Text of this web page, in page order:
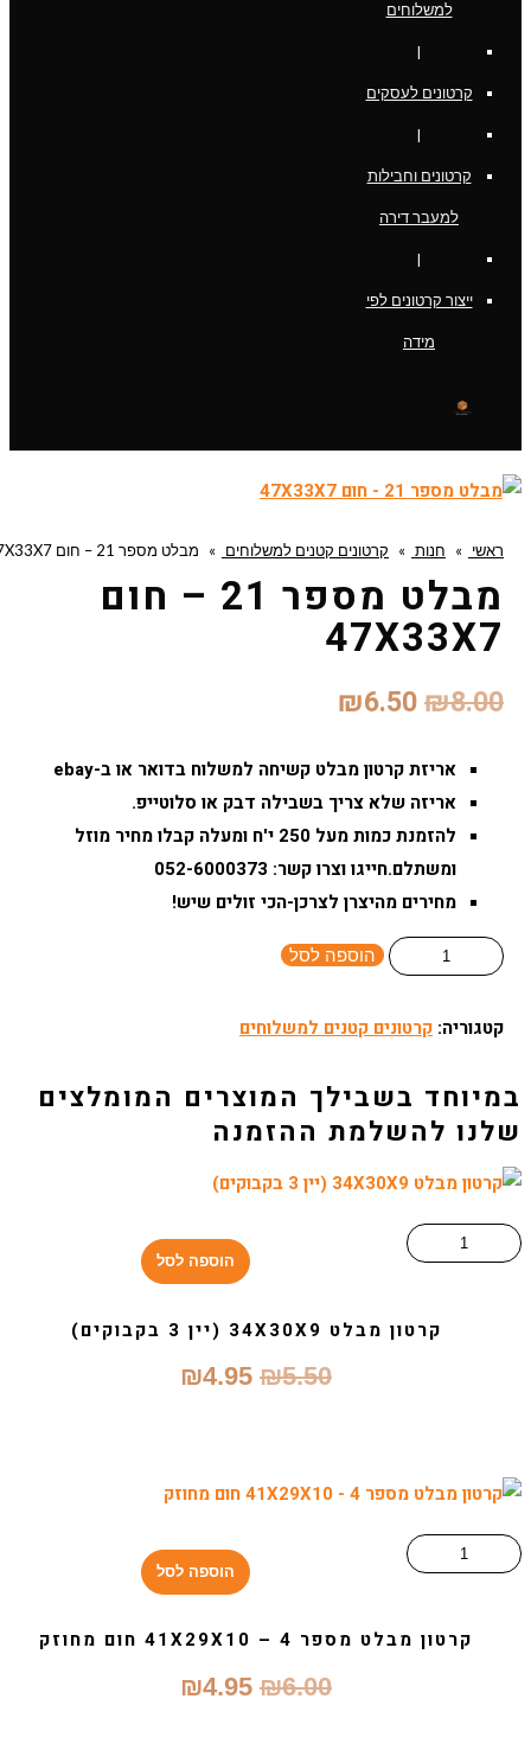
למשלוחים
קרטונים לעסקים
קרטונים וחבילות
למעבר דירה
ייצור קרטונים לפי
מידה
ראשי חנות קרטונים קטנים למשלוחים מבלט מספר 21 – חום 47X33X7
מבלט מספר 21 – חום
47X33X7
₪8.00
המחיר
המקורי
היה:
₪8.00.
₪6.50
המחיר
הנוכחי
הוא:
₪6.50.
אריזת קרטון מבלט קשיחה למשלוח בדואר או ב-ebay
אריזה שלא צריך בשבילה דבק או סלוטייפ.
להזמנת כמות מעל 250 י'ח ומעלה קבלו מחיר מוזל
ומשתלם.חייגו וצרו קשר: 052-6000373
מחירים מהיצרן לצרכן-הכי זולים שיש!
כמות
מבלט
21
47X33X7
הוספה לסל
קטגוריה:קרטונים קטנים למשלוחים
הוספה לסל
קרטון מבלט 34X30X9 (יין 3 בקבוקים)
₪5.50
המחיר
₪4.95
המחיר
הוספה לסל
קרטון מבלט מספר 4 – 41X29X10 חום מחוזק
₪6.00
המחיר
₪4.95
המחיר